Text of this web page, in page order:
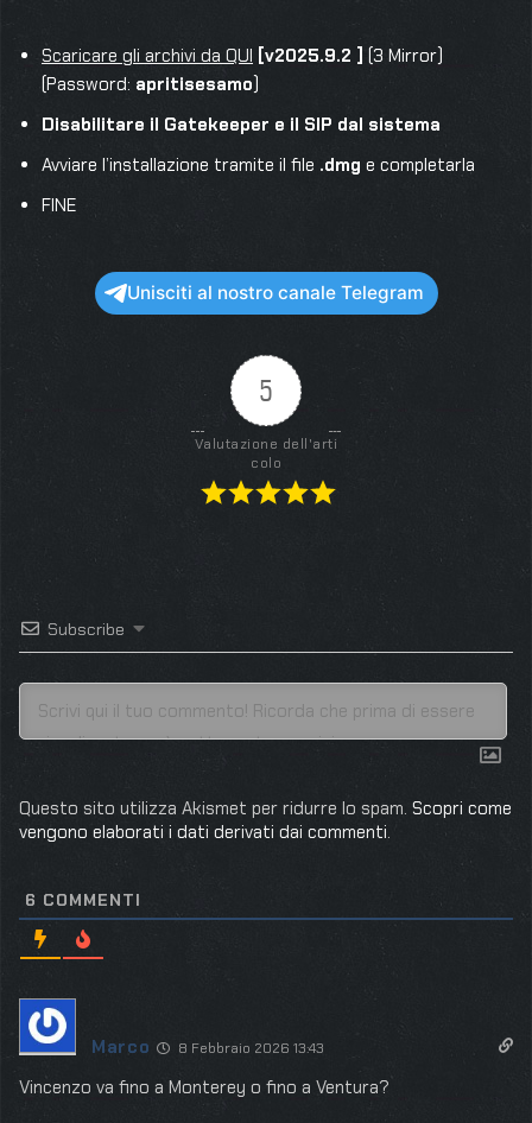
Scaricare gli archivi da QUI [v2025.9.2 ] (3 Mirror)
(Password: apritisesamo)
Disabilitare il Gatekeeper e il SIP dal sistema
Avviare l’installazione tramite il file .dmg e completarla
FINE
Unisciti al nostro canale Telegram
5
Valutazione dell'arti
colo
Subscribe
Questo sito utilizza Akismet per ridurre lo spam. Scopri come
vengono elaborati i dati derivati dai commenti.
6 COMMENTI
Marco 8 Febbraio 2026 13:43
Vincenzo va fino a Monterey o fino a Ventura?